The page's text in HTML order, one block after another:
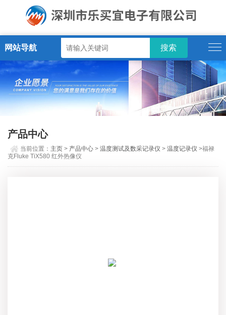
网站导航
产品中心
当前位置： 主页 > 产品中心 >温度测试及数采记录仪 >温度记录仪 >福禄
克Fluke TiX580 红外热像仪